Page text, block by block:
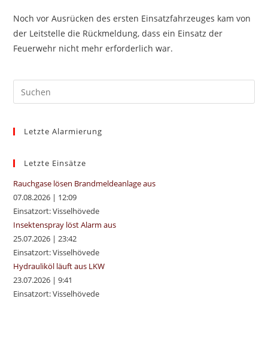
Noch vor Ausrücken des ersten Einsatzfahrzeuges kam von
der Leitstelle die Rückmeldung, dass ein Einsatz der
Feuerwehr nicht mehr erforderlich war.
Letzte Alarmierung
Letzte Einsätze
Rauchgase lösen Brandmeldeanlage aus
07.08.2026 | 12:09
Einsatzort: Visselhövede
Insektenspray löst Alarm aus
25.07.2026 |23:42
Einsatzort: Visselhövede
Hydrauliköl läuft aus LKW
23.07.2026 |9:41
Einsatzort: Visselhövede